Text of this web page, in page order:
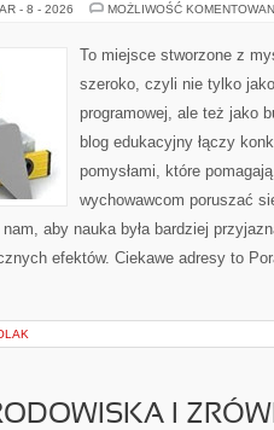
- 8 - 2026 MOŻLIWOŚĆ
To miejsce stworzone z
szeroko, czyli nie tylko
programowej, ale też jako
blog edukacyjny łączy
pomysłami, które
wychowawcom poruszać
aby nauka była bardziej
efektów. Ciekawe adresy to
I